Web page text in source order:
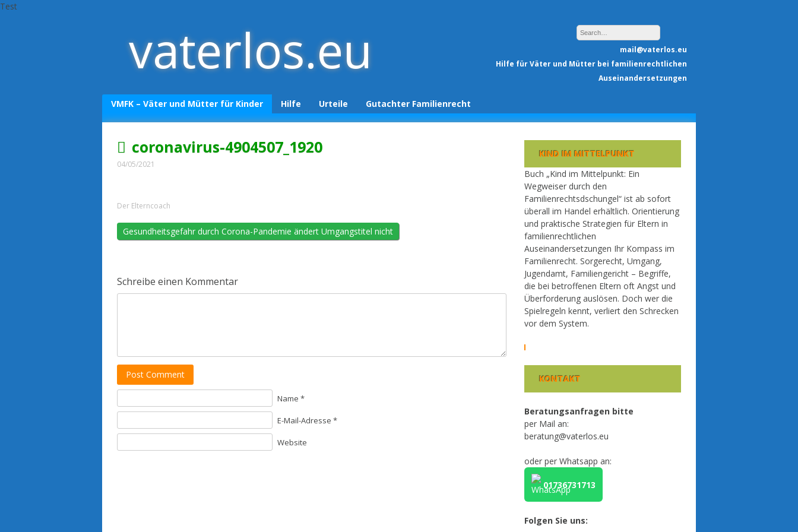
Test
contentvaterlos.eu
mail@vaterlos.eu
Hilfe für Väter und Mütter bei familienrechtlichen
Auseinandersetzungen
VMFK – Väter und Mütter für Kinder
Datenschutzerklärung
Impressum
Hilfe
Begutachtungsvorbereitung
Gutachtenüberprüfung
Urteile
Gutachter Familienrecht
Gutachter melden
coronavirus-4904507_1920
04/05/2021
Der Elterncoach
Gesundheitsgefahr durch Corona-Pandemie ändert Umgangstitel nicht
Schreibe einen Kommentar
Post Comment
Name *
E-Mail-Adresse *
Website
KIND IM MITTELPUNKT
Buch „Kind im Mittelpunkt: Ein
Wegweiser durch den
Familienrechtsdschungel“ ist ab sofort
überall im Handel erhältlich. Orientierung
und praktische Strategien für Eltern in
familienrechtlichen
Auseinandersetzungen Ihr Kompass im
Familienrecht. Sorgerecht, Umgang,
Jugendamt, Familiengericht – Begriffe,
die bei betroffenen Eltern oft Angst und
Überforderung auslösen. Doch wer die
Spielregeln kennt, verliert den Schrecken
vor dem System.
KONTAKT
Beratungsanfragen bitte
per Mail an:
beratung@vaterlos.eu
oder per Whatsapp an:
01736731713
Folgen Sie uns: